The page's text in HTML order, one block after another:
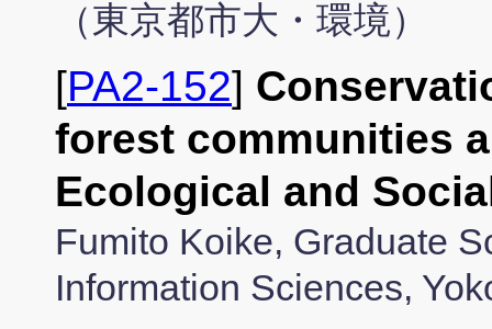
（東京都市大・環境）
[PA2-152]
forest communities
Ecological and
Fumito Koike, Graduate
Information Sciences,